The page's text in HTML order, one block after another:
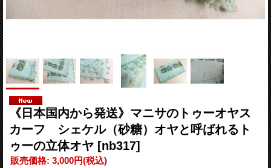
《日本国内から発送》マニサのトゥーオヤス
カーフ シェケル（砂糖）オヤと呼ばれるト
ゥーの立体オヤ [nb317]
販売価格: 3,000円(税込)